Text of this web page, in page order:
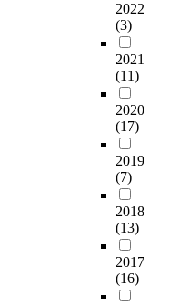
2022
(3)
2021
(11)
2020
(17)
2019
(7)
2018
(13)
2017
(16)